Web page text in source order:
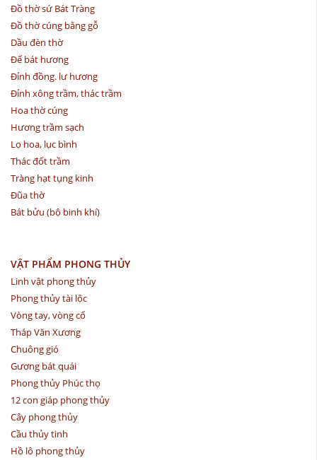
Đồ thờ sứ Bát Tràng
Đồ thờ cúng bằng gỗ
Dầu đèn thờ
Đế bát hương
Đỉnh đồng. lư hương
Đỉnh xông trầm, thác trầm
Hoa thờ cúng
Hương trầm sạch
Lọ hoa, lục bình
Thác đốt trầm
Tràng hạt tụng kinh
Đũa thờ
Bát bửu (bộ binh khí)
VẬT PHẨM PHONG THỦY
Linh vật phong thủy
Phong thủy tài lộc
Vòng tay, vòng cổ
Tháp Văn Xương
Chuông gió
Gương bát quái
Phong thủy Phúc thọ
12 con giáp phong thủy
Cây phong thủy
Cầu thủy tinh
Hồ lô phong thủy